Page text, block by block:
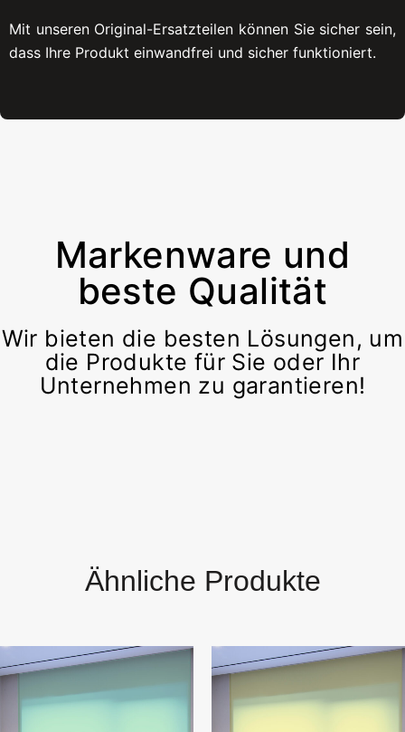
Mit unseren Original-Ersatzteilen können Sie sicher sein,
dass Ihre Produkt einwandfrei und sicher funktioniert.
Markenware und
beste Qualität
Wir bieten die besten Lösungen, um
die Produkte für Sie oder Ihr
Unternehmen zu garantieren!
Ähnliche Produkte